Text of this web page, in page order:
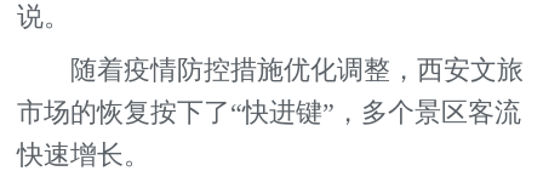
说。
随着疫情防控措施优化调整，西安文旅
市场的恢复按下了“快进键”，多个景区客流
快速增长。